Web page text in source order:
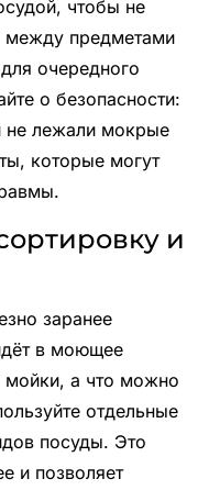
чтобы не
между предметами
очередного
о безопасности:
не лежали мокрые
которые могут
и
заранее
в моющее
мойки, а что можно
отдельные
посуды. Это
и позволяет